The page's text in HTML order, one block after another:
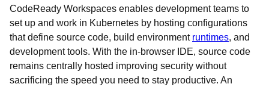
CodeReady Workspaces enables development teams to
set up and work in Kubernetes by hosting configurations
that define source code, build environment runtimes, and
development tools. With the in-browser IDE, source code
remains centrally hosted improving security without
sacrificing the speed you need to stay productive. An